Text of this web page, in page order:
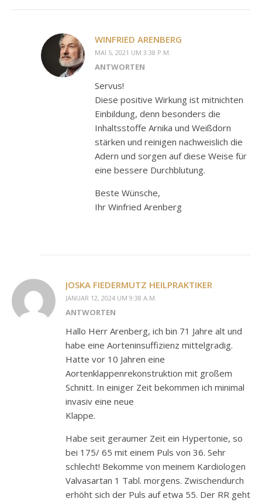
WINFRIED ARENBERG
MAI 5, 2021 UM 3:38 P.M.
ANTWORTEN
Servus!
Diese positive Wirkung ist mitnichten
Einbildung, denn besonders die
Inhaltsstoffe Arnika und Weißdorn
stärken und reinigen nachweislich die
Adern und sorgen auf diese Weise für
eine bessere Durchblutung.
Beste Wünsche,
Ihr Winfried Arenberg
JOSKA FIEDERMUTZ HEILPRAKTIKER
JANUAR 12, 2024 UM 9:38 A.M.
ANTWORTEN
Hallo Herr Arenberg, ich bin 71 Jahre alt und
habe eine Aorteninsuffizienz mittelgradig.
Hatte vor 10 Jahren eine
Aortenklappenrekonstruktion mit großem
Schnitt. In einiger Zeit bekommen ich minimal
invasiv eine neue
Klappe.
Habe seit geraumer Zeit ein Hypertonie, so
bei 175/ 65 mit einem Puls von 36. Sehr
schlecht! Bekomme von meinem Kardiologen
Valvasartan 1 Tabl. morgens. Zwischendurch
erhöht sich der Puls auf etwa 55. Der RR geht